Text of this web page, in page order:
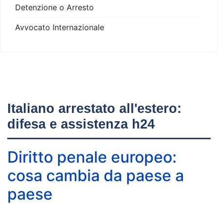
Detenzione o Arresto
Avvocato Internazionale
Italiano arrestato all'estero:
difesa e assistenza h24
Diritto penale europeo:
cosa cambia da paese a
paese